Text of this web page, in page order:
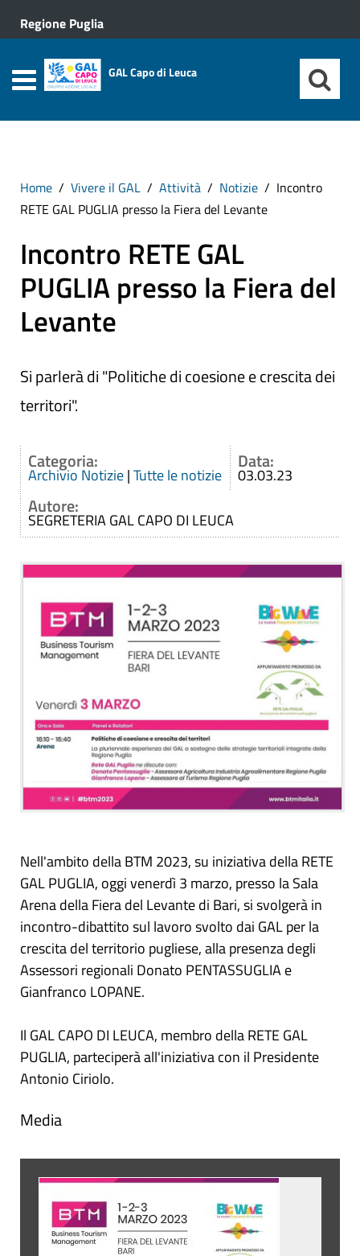
Regione Puglia
GAL Capo di Leuca
Home Vivere il GAL Attività Notizie
Incontro
RETE GAL PUGLIA presso la Fiera del Levante
Incontro RETE GAL
PUGLIA presso la Fiera del
Levante
Si parlerà di "Politiche di coesione e crescita dei
territori".
Categoria:
Archivio Notizie|Tutte le notizie
Data:
03.03.23
Autore:
SEGRETERIA GAL CAPO DI LEUCA
Nell'ambito della BTM 2023, su iniziativa della RETE
GAL PUGLIA, oggi venerdì 3 marzo, presso la Sala
Arena della Fiera del Levante di Bari, si svolgerà in
incontro-dibattito sul lavoro svolto dai GAL per la
crescita del territorio pugliese, alla presenza degli
Assessori regionali Donato PENTASSUGLIA e
Gianfranco LOPANE.
Il GAL CAPO DI LEUCA, membro della RETE GAL
PUGLIA, parteciperà all'iniziativa con il Presidente
Antonio Ciriolo.
Media